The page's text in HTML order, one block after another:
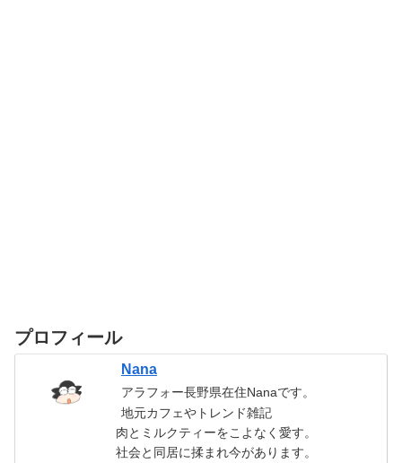
プロフィール
Nana
アラフォー長野県在住Nanaです。
地元カフェやトレンド雑記
肉とミルクティーをこよなく愛す。
社会と同居に揉まれ今があります。